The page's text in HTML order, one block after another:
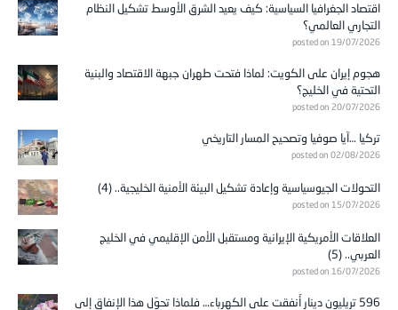
اقتصاد الجغرافيا السياسية: كيف يعيد الشرق الأوسط تشكيل النظام
التجاري العالمي؟
posted on 19/07/2026
هجوم إيران على الكويت: لماذا فتحت طهران جبهة الاقتصاد والبنية
التحتية في الخليج؟
posted on 20/07/2026
تركيا …آيا صوفيا وتصحيح المسار التاريخي
posted on 02/08/2026
التحولات الجيوسياسية وإعادة تشكيل البيئة الأمنية الخليجية.. (4)
posted on 15/07/2026
العلاقات الأمريكية الإيرانية ومستقبل الأمن الإقليمي في الخليج
العربي.. (5)
posted on 16/07/2026
596 تريليون دينار أُنفقت على الكهرباء… فلماذا تحوّل هذا الإنفاق إلى